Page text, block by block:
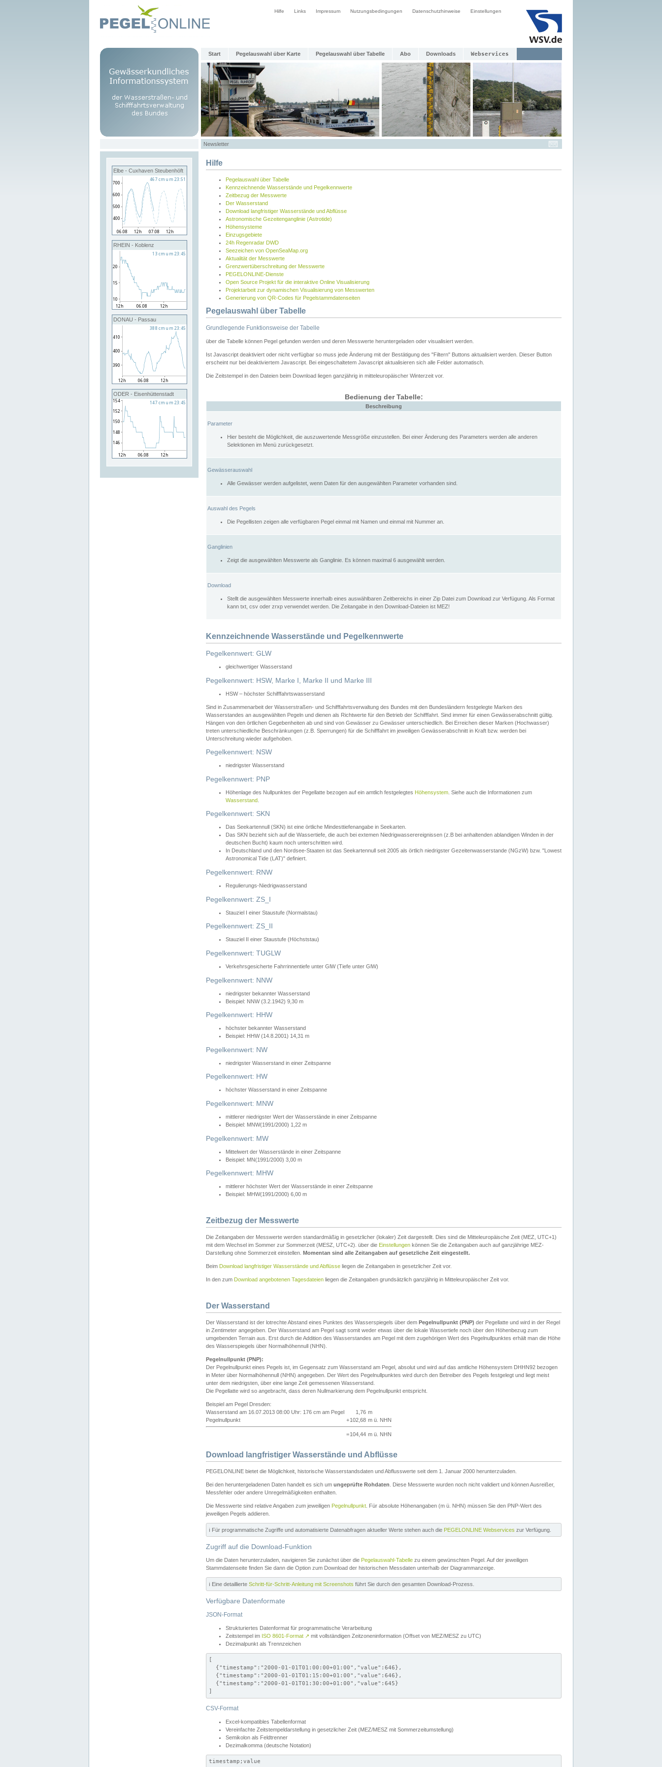
Hilfe Links Impressum Nutzungsbedingungen Datenschutzhinweise Einstellungen
Start Pegelauswahl über Karte Pegelauswahl über Tabelle Abo Downloads Webservices
Newsletter
Elbe - Cuxhaven Steubenhöft
RHEIN - Koblenz
DONAU - Passau
ODER - Eisenhüttenstadt
Hilfe
Pegelauswahl über Tabelle
Kennzeichnende Wasserstände und Pegelkennwerte
Zeitbezug der Messwerte
Der Wasserstand
Download langfristiger Wasserstände und Abflüsse
Astronomische Gezeitenganglinie (Astrotide)
Höhensysteme
Einzugsgebiete
24h Regenradar DWD
Seezeichen von OpenSeaMap.org
Aktualität der Messwerte
Grenzwertüberschreitung der Messwerte
PEGELONLINE-Dienste
Open Source Projekt für die interaktive Online Visualisierung
Projektarbeit zur dynamischen Visualisierung von Messwerten
Generierung von QR-Codes für Pegelstammdatenseiten
Pegelauswahl über Tabelle
Grundlegende Funktionsweise der Tabelle
über die Tabelle können Pegel gefunden werden und deren Messwerte heruntergeladen oder visualisiert werden.
Ist Javascript deaktiviert oder nicht verfügbar so muss jede Änderung mit der Bestätigung des "Filtern" Buttons aktualisiert werden. Dieser Button
erscheint nur bei deaktiviertem Javascript. Bei eingeschaltetem Javascript aktualisieren sich alle Felder automatisch.
Die Zeitstempel in den Dateien beim Download liegen ganzjährig in mitteleuropäischer Winterzeit vor.
Bedienung der Tabelle:
Beschreibung
Parameter
Hier besteht die Möglichkeit, die auszuwertende Messgröße einzustellen. Bei einer Änderung des Parameters werden alle anderen
Selektionen im Menü zurückgesetzt.
Gewässerauswahl
Alle Gewässer werden aufgelistet, wenn Daten für den ausgewählten Parameter vorhanden sind.
Auswahl des Pegels
Die Pegellisten zeigen alle verfügbaren Pegel einmal mit Namen und einmal mit Nummer an.
Ganglinien
Zeigt die ausgewählten Messwerte als Ganglinie. Es können maximal 6 ausgewählt werden.
Download
Stellt die ausgewählten Messwerte innerhalb eines auswählbaren Zeitbereichs in einer Zip Datei zum Download zur Verfügung. Als Format
kann txt, csv oder zrxp verwendet werden. Die Zeitangabe in den Download-Dateien ist MEZ!
Kennzeichnende Wasserstände und Pegelkennwerte
Pegelkennwert: GLW
gleichwertiger Wasserstand
Pegelkennwert: HSW, Marke I, Marke II und Marke III
HSW – höchster Schifffahrtswasserstand
Sind in Zusammenarbeit der Wasserstraßen- und Schifffahrtsverwaltung des Bundes mit den Bundesländern festgelegte Marken des
Wasserstandes an ausgewählten Pegeln und dienen als Richtwerte für den Betrieb der Schifffahrt. Sind immer für einen Gewässerabschnitt gültig.
Hängen von den örtlichen Gegebenheiten ab und sind von Gewässer zu Gewässer unterschiedlich. Bei Erreichen dieser Marken (Hochwasser)
treten unterschiedliche Beschränkungen (z.B. Sperrungen) für die Schifffahrt im jeweiligen Gewässerabschnitt in Kraft bzw. werden bei
Unterschreitung wieder aufgehoben.
Pegelkennwert: NSW
niedrigster Wasserstand
Pegelkennwert: PNP
Höhenlage des Nullpunktes der Pegellatte bezogen auf ein amtlich festgelegtes Höhensystem . Siehe auch die Informationen zum
Wasserstand
Pegelkennwert: SKN
Das Seekartennull (SKN) ist eine örtliche Mindesttiefenangabe in Seekarten.
Das SKN bezieht sich auf die Wassertiefe, die auch bei extemen Niedrigwasserereignissen (z.B bei anhaltenden ablandigen Winden in der
deutschen Bucht) kaum noch unterschritten wird.
In Deutschland und den Nordsee-Staaten ist das Seekartennull seit 2005 als örtlich niedrigster Gezeitenwasserstande (NGzW) bzw. "Lowest
Astronomical Tide (LAT)" definiert.
Pegelkennwert: RNW
Regulierungs-Niedrigwasserstand
Pegelkennwert: ZS_I
Stauziel I einer Staustufe (Normalstau)
Pegelkennwert: ZS_II
Stauziel II einer Staustufe (Höchststau)
Pegelkennwert: TUGLW
Verkehrsgesicherte Fahrrinnentiefe unter GlW (Tiefe unter GlW)
Pegelkennwert: NNW
niedrigster bekannter Wasserstand
Beispiel: NNW (3.2.1942) 9,30 m
Pegelkennwert: HHW
höchster bekannter Wasserstand
Beispiel: HHW (14.8.2001) 14,31 m
Pegelkennwert: NW
niedrigster Wasserstand in einer Zeitspanne
Pegelkennwert: HW
höchster Wasserstand in einer Zeitspanne
Pegelkennwert: MNW
mittlerer niedrigster Wert der Wasserstände in einer Zeitspanne
Beispiel: MNW(1991/2000) 1,22 m
Pegelkennwert: MW
Mittelwert der Wasserstände in einer Zeitspanne
Beispiel: MN(1991/2000) 3,00 m
Pegelkennwert: MHW
mittlerer höchster Wert der Wasserstände in einer Zeitspanne
Beispiel: MHW(1991/2000) 6,00 m
Zeitbezug der Messwerte
Die Zeitangaben der Messwerte werden standardmäßig in gesetzlicher (lokaler) Zeit dargestellt. Dies sind die Mitteleuropäische Zeit (MEZ, UTC+1)
mit dem Wechsel im Sommer zur Sommerzeit (MESZ, UTC+2). über die Einstellungen können Sie die Zeitangaben auch auf ganzjährige MEZ-
Darstellung ohne Sommerzeit einstellen. Momentan sind alle Zeitangaben auf gesetzliche Zeit eingestellt.
Beim Download langfristiger Wasserstände und Abflüsse liegen die Zeitangaben in gesetzlicher Zeit vor.
In den zum Download angebotenen Tagesdateien liegen die Zeitangaben grundsätzlich ganzjährig in Mitteleuropäischer Zeit vor.
Der Wasserstand
Der Wasserstand ist der lotrechte Abstand eines Punktes des Wasserspiegels über dem Pegelnullpunkt (PNP) der Pegellatte und wird in der Regel
in Zentimeter angegeben. Der Wasserstand am Pegel sagt somit weder etwas über die lokale Wassertiefe noch über den Höhenbezug zum
umgebenden Terrain aus. Erst durch die Addition des Wasserstandes am Pegel mit dem zugehörigen Wert des Pegelnullpunktes erhält man die Höhe
des Wasserspiegels über Normalhöhennull (NHN).
Pegelnullpunkt (PNP):
Der Pegelnullpunkt eines Pegels ist, im Gegensatz zum Wasserstand am Pegel, absolut und wird auf das amtliche Höhensystem DHHN92 bezogen
in Meter über Normalhöhennull (NHN) angegeben. Der Wert des Pegelnullpunktes wird durch den Betreiber des Pegels festgelegt und liegt meist
unter dem niedrigsten, über eine lange Zeit gemessenen Wasserstand.
Die Pegellatte wird so angebracht, dass deren Nullmarkierung dem Pegelnullpunkt entspricht.
Beispiel am Pegel Dresden:
Wasserstand am 16.07.2013 08:00 Uhr: 176 cm am Pegel
1,76 m
Pegelnullpunkt
+102,68 m ü. NHN
=104,44 m ü. NHN
Download langfristiger Wasserstände und Abflüsse
PEGELONLINE bietet die Möglichkeit, historische Wasserstandsdaten und Abflusswerte seit dem 1. Januar 2000 herunterzuladen.
Bei den heruntergeladenen Daten handelt es sich um ungeprüfte Rohdaten . Diese Messwerte wurden noch nicht validiert und können Ausreißer,
Messfehler oder andere Unregelmäßigkeiten enthalten.
Die Messwerte sind relative Angaben zum jeweiligen Pegelnullpunkt . Für absolute Höhenangaben (m ü. NHN) müssen Sie den PNP-Wert des
jeweiligen Pegels addieren.
ℹ️ Für programmatische Zugriffe und automatisierte Datenabfragen aktueller Werte stehen auch die PEGELONLINE Webservices zur Verfügung.
Zugriff auf die Download-Funktion
Um die Daten herunterzuladen, navigieren Sie zunächst über die Pegelauswahl-Tabelle zu einem gewünschten Pegel. Auf der jeweiligen
Stammdatenseite finden Sie dann die Option zum Download der historischen Messdaten unterhalb der Diagrammanzeige.
ℹ️ Eine detaillierte Schritt-für-Schritt-Anleitung mit Screenshots führt Sie durch den gesamten Download-Prozess.
Verfügbare Datenformate
JSON-Format
Strukturiertes Datenformat für programmatische Verarbeitung
Zeitstempel im ISO 8601-Format ↗ mit vollständigen Zeitzoneninformation (Offset von MEZ/MESZ zu UTC)
Dezimalpunkt als Trennzeichen
[
  {"timestamp":"2000-01-01T01:00:00+01:00","value":646},
  {"timestamp":"2000-01-01T01:15:00+01:00","value":646},
  {"timestamp":"2000-01-01T01:30:00+01:00","value":645}
]
CSV-Format
Excel-kompatibles Tabellenformat
Vereinfachte Zeitstempeldarstellung in gesetzlicher Zeit (MEZ/MESZ mit Sommerzeitumstellung)
Semikolon als Feldtrenner
Dezimalkomma (deutsche Notation)
timestamp;value